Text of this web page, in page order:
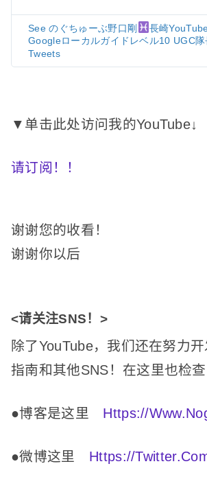
See のぐちゅーぶ野口剛
長崎
Googleローカルガイドレベル10 UGC
Tweets
▼单击此处访问我的YouTube↓
请订阅！ ！
谢谢您的收看！
谢谢你以后
<请关注SNS！ >
除了YouTube，我们还在努力
指南和其他SNS！ 在这里也检查
●博客是这里 Https://
●微博这里 Https://